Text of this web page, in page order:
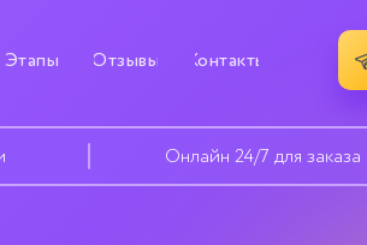
Контакты
Этапы Отзывы
Онлайн 24/7 для заказа